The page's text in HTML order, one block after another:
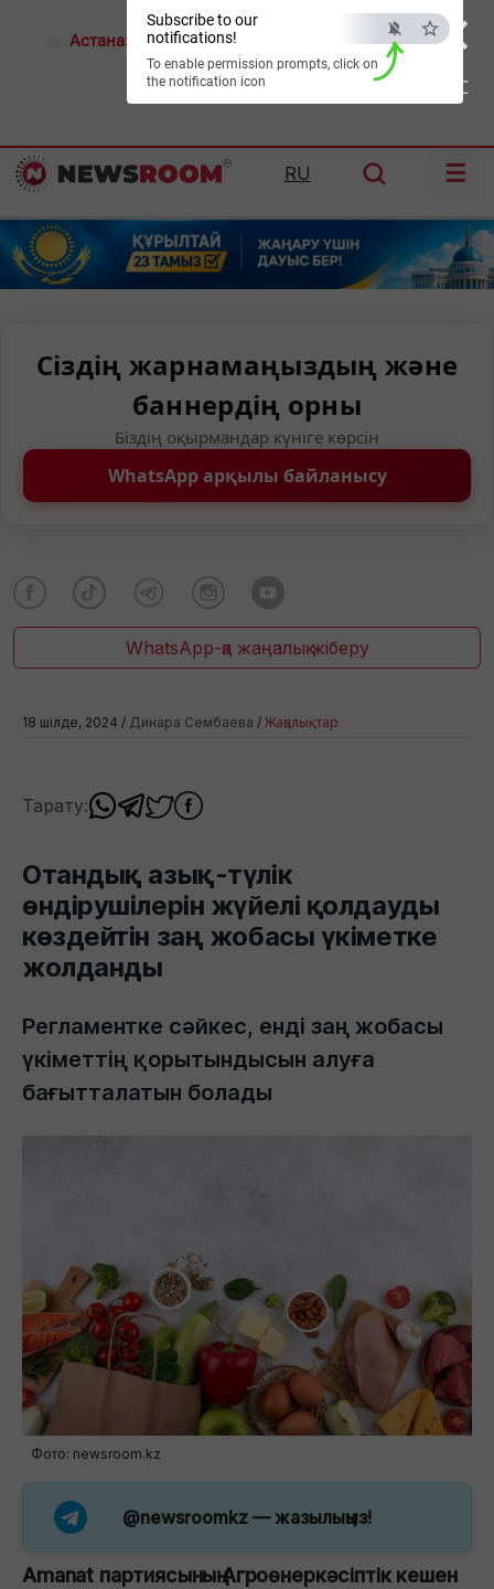
×
ESC
Subscribe to our
notifications!
To enable permission prompts, click on
the notification icon
Астана: 17°C Алматы: Шымкент:24°C
RU ☰
Сіздің жарнамаңыздың және
баннердің орны
Біздің оқырмандар күніге көрсін
WhatsApp арқылы байланысу
WhatsApp-қа жаңалық жіберу
18 шілде, 2024 / Динара Сембаева / Жаңалықтар
Тарату:
Отандық азық-түлік
өндірушілерін жүйелі қолдауды
көздейтін заң жобасы үкіметке
жолданды
Регламентке сәйкес, енді заң жобасы
үкіметтің қорытындысын алуға
бағытталатын болады
Фото: newsroom.kz
@newsroomkz — жазылыңыз!
Amanat партиясының Агроөнеркәсіптік кешен